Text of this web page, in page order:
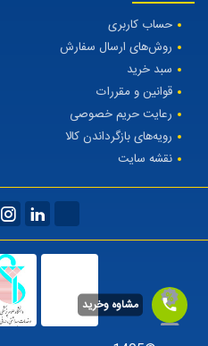
حساب کاربری
روش‌های ارسال سفارش
سبد خرید
قوانین و مقررات
رعایت حریم خصوصی
رویه‌های بازگرداندن کالا
نقشه سایت
مشاوه وخرید